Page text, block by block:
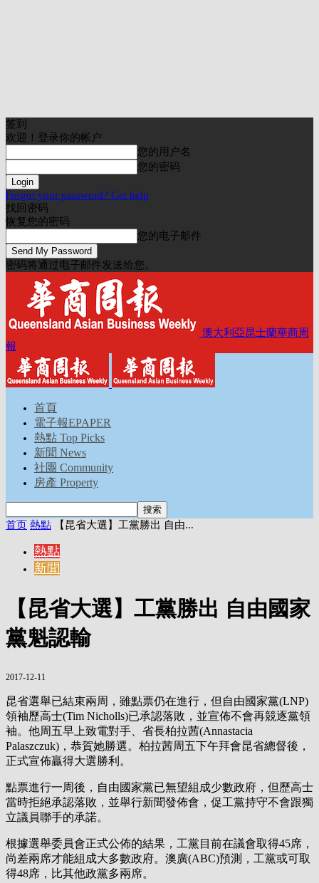
签到
欢迎！登录你的帐户
您的用户名
您的密码
Forgot your password? Get help
找回密码
恢复您的密码
您的电子邮件
密码将通过电子邮件发送给您。
澳大利亞昆士蘭華商周
報
首頁
電子報EPAPER
熱點 Top Picks
新聞 News
社團 Community
房產 Property
首页 熱點 【昆省大選】工黨勝出 自由...
熱點
新聞
【昆省大選】工黨勝出 自由國家
黨魁認輸
2017-12-11
昆省選舉已結束兩周，雖點票仍在進行，但自由國家黨(LNP)
領袖歷高士(Tim Nicholls)已承認落敗，並宣佈不會再競逐黨領
袖。他周五早上致電對手、省長柏拉茜(Annastacia
Palaszczuk)，恭賀她勝選。柏拉茜周五下午拜會昆省總督後，
正式宣佈贏得大選勝利。
點票進行一周後，自由國家黨已無望組成少數政府，但歷高士
當時拒絕承認落敗，並舉行新聞發佈會，促工黨持守不會跟獨
立議員聯手的承諾。
根據選舉委員會正式公佈的結果，工黨目前在議會取得45席，
尚差兩席才能組成大多數政府。澳廣(ABC)預測，工黨或可取
得48席，比其他政黨多兩席。